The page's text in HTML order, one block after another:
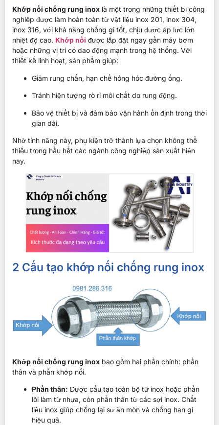
Khớp nối chống rung inox là một trong những thiết bi công
nghiêp được làm hoàn toàn từ vật liệu inox 201, inox 304,
inox 316, với khả năng chống gỉ tốt, chịu được áp lực lớn
nhiệt độ cao. Khớp nối được lắp đặt ngay gần máy bơm
hoặc những vị trí có dao động mạnh trong hệ thống. Với
thiết kế linh hoạt, sản phẩm giúp:
Giảm rung chấn, hạn chế hỏng hóc đường ống.
Tránh hiện tượng rò rỉ môi chất do rung động.
Bảo vệ thiết bị và đảm bảo vận hành ổn định trong thời
gian dài.
Nhờ tính năng này, phụ kiện trở thành lựa chọn không thể
thiếu trong hầu hết các ngành công nghiệp sản xuất hiện
nay.
2 Cấu tạo khớp nối chống rung inox
Khớp nối chống rung inox bao gồm hai phần chính: phần
thân và phần khớp nối.
Phần thân: Được cấu tạo toàn bộ từ inox hoặc phần
lõi làm từ nhựa, còn phần thân từ các sợi inox. Chất
liệu inox giúp chống lại sự ăn mòn và chống han gỉ
hiệu quả.